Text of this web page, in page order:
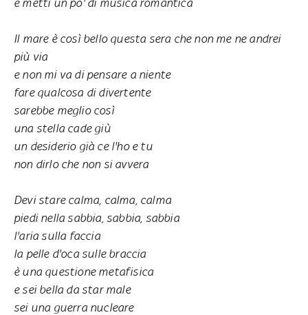
Il mare è così bello questa sera che non me ne andrei
più via
e non mi va di pensare a niente
fare qualcosa di divertente
sarebbe meglio così
una stella cade giù
un desiderio già ce l'ho e tu
non dirlo che non si avvera
Devi stare calma, calma, calma
piedi nella sabbia, sabbia, sabbia
l'aria sulla faccia
la pelle d'oca sulle braccia
è una questione metafisica
e sei bella da star male
sei una guerra nucleare